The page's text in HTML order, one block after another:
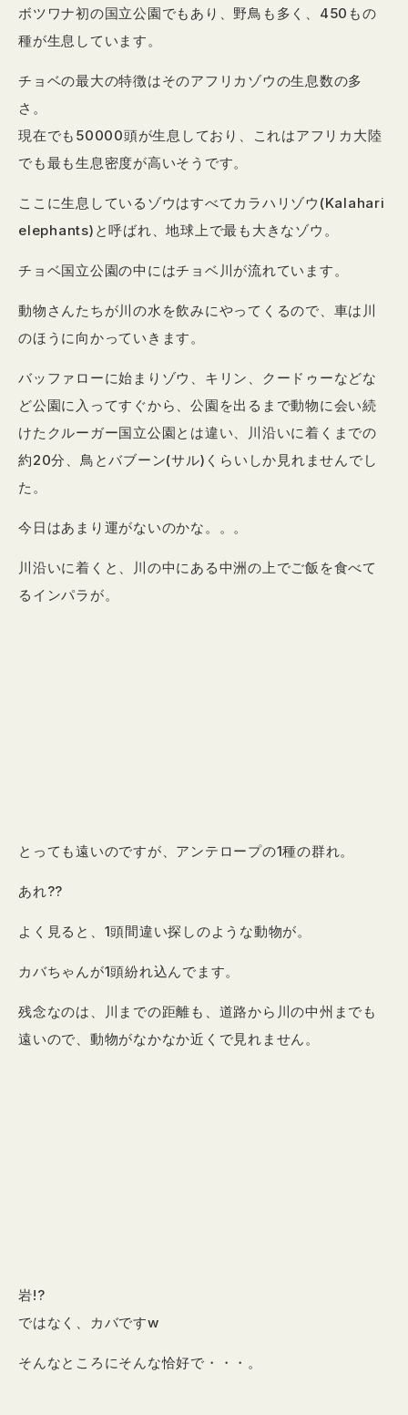
ボツワナ初の国立公園でもあり、野鳥も多く、450もの
種が生息しています。
チョベの最大の特徴はそのアフリカゾウの生息数の多
さ。
現在でも50000頭が生息しており、これはアフリカ大陸
でも最も生息密度が高いそうです。
ここに生息しているゾウはすべてカラハリゾウ(Kalahari
elephants)と呼ばれ、地球上で最も大きなゾウ。
チョベ国立公園の中にはチョベ川が流れています。
動物さんたちが川の水を飲みにやってくるので、車は川
のほうに向かっていきます。
バッファローに始まりゾウ、キリン、クードゥーなどな
ど公園に入ってすぐから、公園を出るまで動物に会い続
けたクルーガー国立公園とは違い、川沿いに着くまでの
約20分、鳥とバブーン(サル)くらいしか見れませんでし
た。
今日はあまり運がないのかな。。。
川沿いに着くと、川の中にある中洲の上でご飯を食べて
るインパラが。
とっても遠いのですが、アンテロープの1種の群れ。
あれ??
よく見ると、1頭間違い探しのような動物が。
カバちゃんが1頭紛れ込んでます。
残念なのは、川までの距離も、道路から川の中州までも
遠いので、動物がなかなか近くで見れません。
岩!?
ではなく、カバですw
そんなところにそんな恰好で・・・。